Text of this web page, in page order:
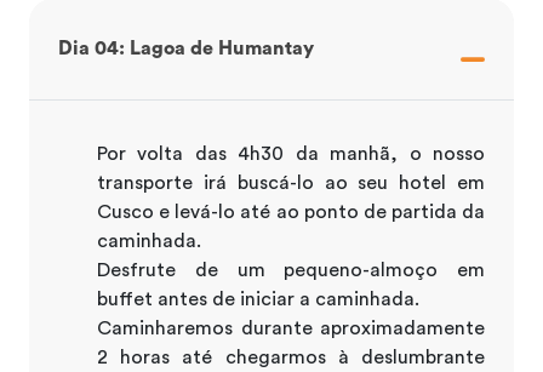
Dia 04: Lagoa de Humantay
Por volta das 4h30 da manhã, o nosso
transporte irá buscá-lo ao seu hotel em
Cusco e levá-lo até ao ponto de partida da
caminhada.
Desfrute de um pequeno-almoço em
buffet antes de iniciar a caminhada.
Caminharemos durante aproximadamente
2 horas até chegarmos à deslumbrante